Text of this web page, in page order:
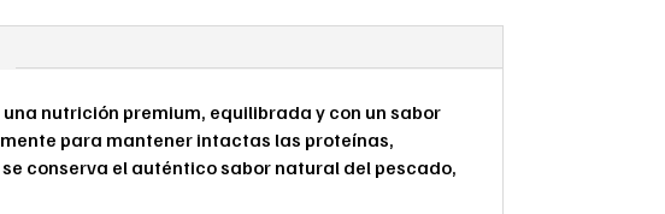
nutrición premium, equilibrada y con un sabor
para mantener intactas las proteínas,
conserva el auténtico sabor natural del pescado,